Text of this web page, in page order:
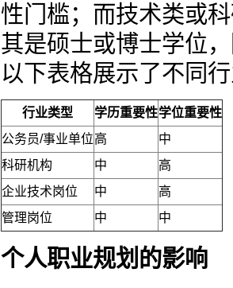
性门槛；而技术类或
其是硕士或博士学位
以下表格展示了不同
行业类型 学历重要性学位重要性
公务员/事业单位高
中
科研机构
中
高
企业技术岗位
中
高
管理岗位
中 中
个人职业规划的影响